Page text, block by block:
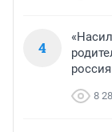
4
8